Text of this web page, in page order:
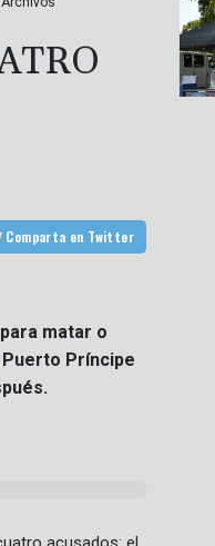
Comparta en Twitter
matar o
Príncipe